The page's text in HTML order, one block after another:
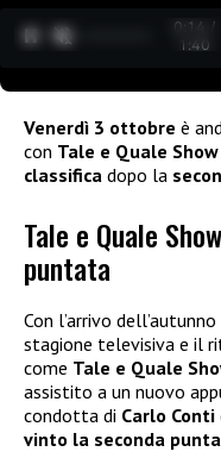
0:15 /
1:40
Venerdì 3 ottobre è
con Tale e Quale
classifica dopo la
Tale e Quale
puntata
Con l’arrivo
stagione televisiva e il
come Tale e Quale
assistito a un nuovo
condotta di Carlo Conti
vinto la seconda